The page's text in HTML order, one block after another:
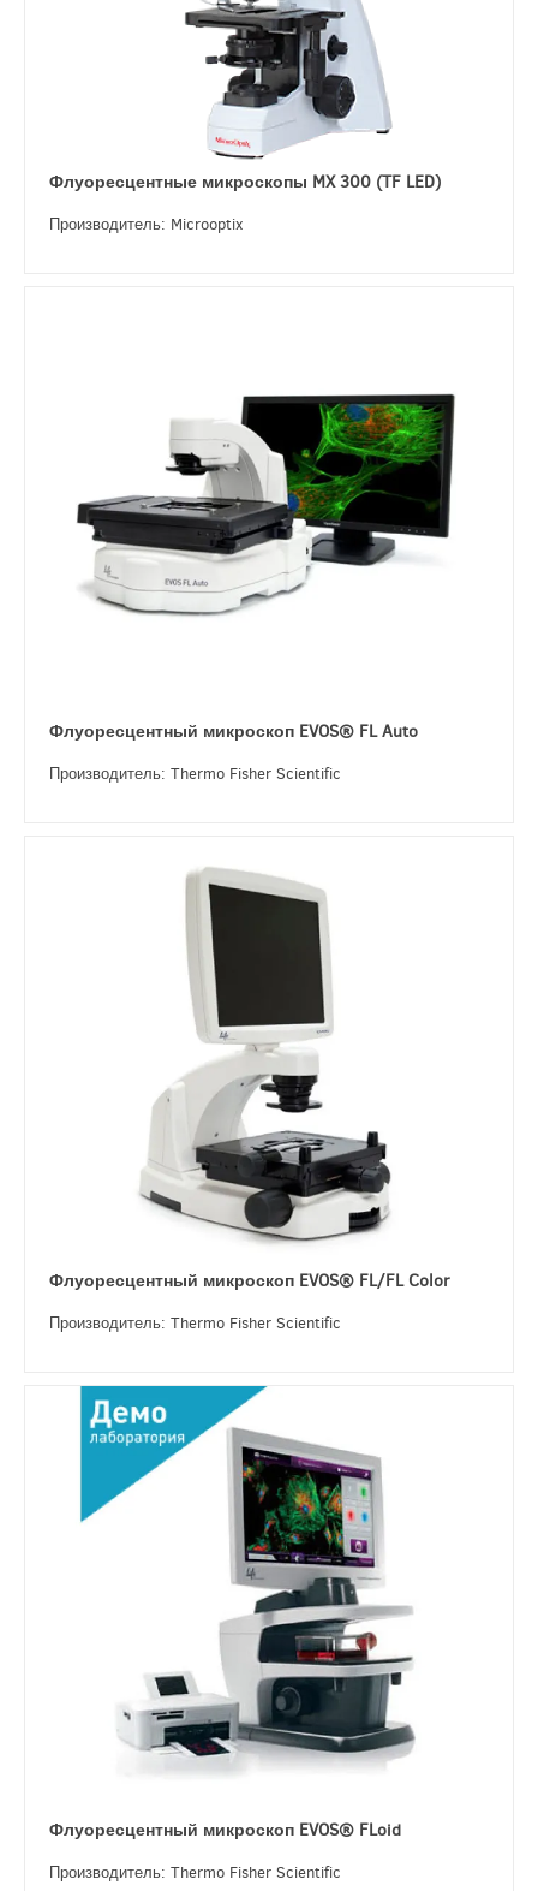
Флуоресцентные микроскопы MX 300 (TF LED)
Производитель: Microoptix
Флуоресцентный микроскоп EVOS® FL Auto
Производитель: Thermo Fisher Scientific
Флуоресцентный микроскоп EVOS® FL/FL Color
Производитель: Thermo Fisher Scientific
Флуоресцентный микроскоп EVOS® FLoid
Производитель: Thermo Fisher Scientific